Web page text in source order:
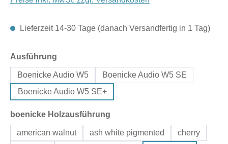
Lieferzeit 14-30 Tage (danach Versandfertig in 1 Tag)
Ausführung
Boenicke Audio W5
Boenicke Audio W5 SE
Boenicke Audio W5 SE+
boenicke Holzausführung
american walnut ash white pigmented
cherry